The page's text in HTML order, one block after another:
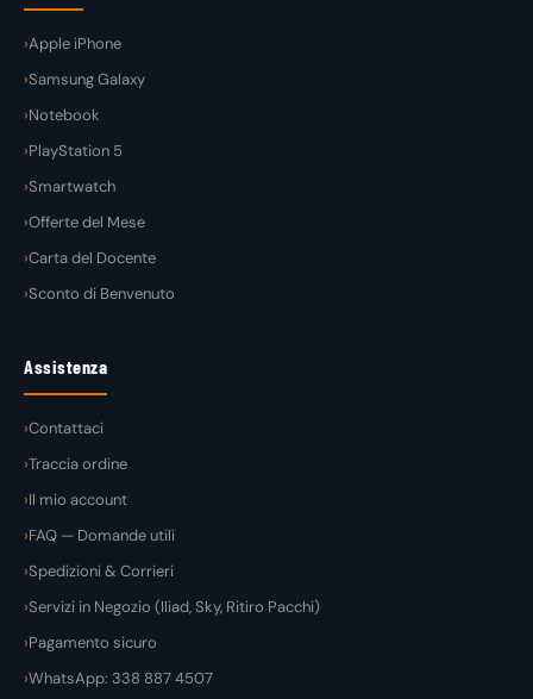
Apple iPhone
Samsung Galaxy
Notebook
PlayStation 5
Smartwatch
Offerte del Mese
Carta del Docente
Sconto di Benvenuto
Assistenza
Contattaci
Traccia ordine
Il mio account
FAQ — Domande utili
Spedizioni & Corrieri
Servizi in Negozio (Iliad, Sky, Ritiro Pacchi)
Pagamento sicuro
WhatsApp: 338 887 4507